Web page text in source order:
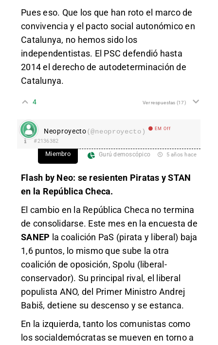
Pues eso. Que los que han roto el marco de
convivencia y el pacto social autonómico en
Catalunya, no hemos sido los
independentistas. El PSC defendió hasta
2014 el derecho de autodeterminación de
Catalunya.
4 Ver respuestas (17)
Neoproyecto(@neoproyecto) EM Off
#2136382
Miembro Gurú demoscópico 5 años hace
Flash by Neo: se resienten Piratas y STAN
en la República Checa.
El cambio en la República Checa no termina
de consolidarse. Este mes en la encuesta de
SANEP la coalición PaS (pirata y liberal) baja
1,6 puntos, lo mismo que sube la otra
coalición de oposición, Spolu (liberal-
conservador). Su principal rival, el liberal
populista ANO, del Primer Ministro Andrej
Babiš, detiene su descenso y se estanca.
En la izquierda, tanto los comunistas como
los socialdemócratas se mueven en torno a